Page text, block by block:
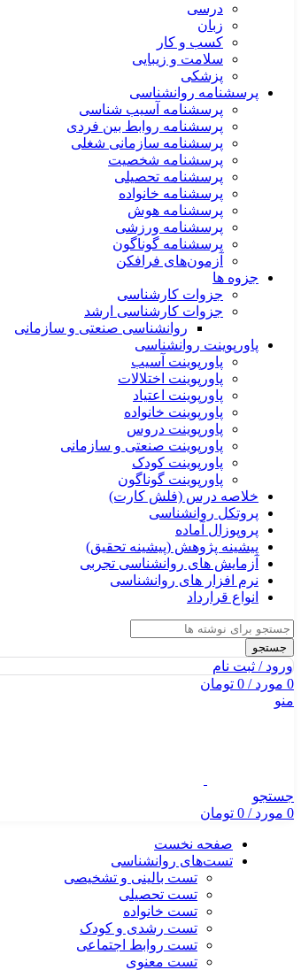
درسی
زبان
کسب و کار
سلامت و زیبایی
پزشکی
پرسشنامه روانشناسی
پرسشنامه آسیب شناسی
پرسشنامه روابط بین فردی
پرسشنامه سازمانی شغلی
پرسشنامه شخصیت
پرسشنامه تحصیلی
پرسشنامه خانواده
پرسشنامه هوش
پرسشنامه ورزشی
پرسشنامه گوناگون
آزمون‌های فرافکن
جزوه ها
جزوات کارشناسی
جزوات کارشناسی ارشد
روانشناسی صنعتی و سازمانی
پاورپوینت روانشناسی
پاورپوینت آسیب
پاورپوینت اختلالات
پاورپوینت اعتیاد
پاورپوینت خانواده
پاورپوینت دروس
پاورپوینت صنعتی و سازمانی
پاورپوینت کودک
پاورپوینت گوناگون
خلاصه درس (فلش کارت)
پروتکل روانشناسی
پروپوزال آماده
پیشینه پژوهش (پیشینه تحقیق)
آزمایش های روانشناسی تجربی
نرم افزار های روانشناسی
انواع قرارداد
جستجو
ورود / ثبت نام
0 مورد/
0 تومان
منو
جستجو
0 مورد/
0 تومان
صفحه نخست
تست‌های روانشناسی
تست بالینی و تشخیصی
تست تحصیلی
تست خانواده
تست رشدی و کودک
تست روابط اجتماعی
تست معنوی